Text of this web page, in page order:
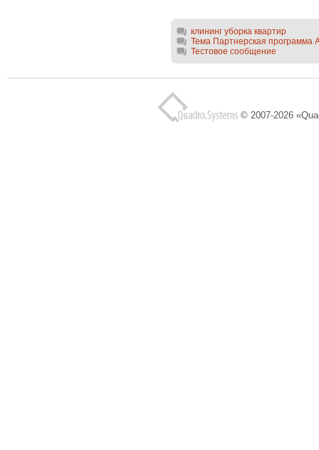
клининг уборка квартир
Тема Партнерская программа
Тестовое сообщение
© 2007-2026